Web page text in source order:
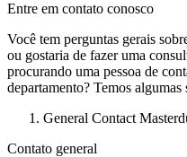
Entre em contato conosco
Você tem perguntas gerais
ou gostaria de fazer uma
procurando uma pessoa de
departamento? Temos algumas
General Contact
Contato general